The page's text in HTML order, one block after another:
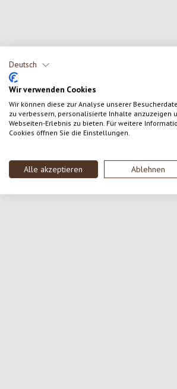
Deutsch
Wir verwenden Cookies
Wir können diese zur Analyse unserer
zu verbessern, personalisierte Inhalte anzuzeigen
Webseiten-Erlebnis zu bieten. Für weitere
Cookies öffnen Sie die Einstellungen.
Alle akzeptieren Ablehnen